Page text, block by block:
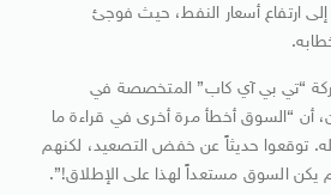
ارتفاع أسعار النفط، حيث فوجئ
“تي بي آي كاب” المتخصصة في
أن “السوق أخطأ مرة أخرى في قراءة ما
توقعوا حديثاً عن خفض التصعيد، لكنهم
يكن السوق مستعداً لهذا على الإطلاق!”.